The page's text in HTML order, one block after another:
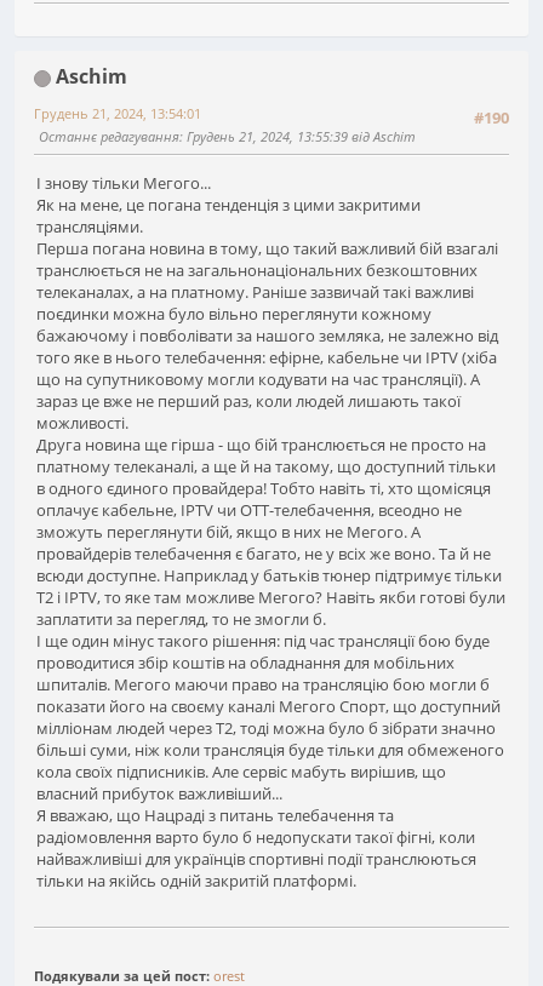
Aschim
#190
Грудень 21, 2024, 13:54:01
Останнє редагування: Грудень 21, 2024, 13:55:39 від Aschim
І знову тільки Мегого...
Як на мене, це погана тенденція з цими закритими
трансляціями.
Перша погана новина в тому, що такий важливий бій взагалі
транслюється не на загальнонаціональних безкоштовних
телеканалах, а на платному. Раніше зазвичай такі важливі
поєдинки можна було вільно переглянути кожному
бажаючому і повболівати за нашого земляка, не залежно від
того яке в нього телебачення: ефірне, кабельне чи IPTV (хіба
що на супутниковому могли кодувати на час трансляції). А
зараз це вже не перший раз, коли людей лишають такої
можливості.
Друга новина ще гірша - що бій транслюється не просто на
платному телеканалі, а ще й на такому, що доступний тільки
в одного єдиного провайдера! Тобто навіть ті, хто щомісяця
оплачує кабельне, IPTV чи OTT-телебачення, всеодно не
зможуть переглянути бій, якщо в них не Мегого. А
провайдерів телебачення є багато, не у всіх же воно. Та й не
всюди доступне. Наприклад у батьків тюнер підтримує тільки
T2 і IPTV, то яке там можливе Мегого? Навіть якби готові були
заплатити за перегляд, то не змогли б.
І ще один мінус такого рішення: під час трансляції бою буде
проводитися збір коштів на обладнання для мобільних
шпиталів. Мегого маючи право на трансляцію бою могли б
показати його на своєму каналі Мегого Спорт, що доступний
мілліонам людей через Т2, тоді можна було б зібрати значно
більші суми, ніж коли трансляція буде тільки для обмеженого
кола своїх підписників. Але сервіс мабуть вирішив, що
власний прибуток важливіший...
Я вважаю, що Нацраді з питань телебачення та
радіомовлення варто було б недопускати такої фігні, коли
найважливіші для українців спортивні події транслюються
тільки на якійсь одній закритій платформі.
Подякували за цей пост: orest